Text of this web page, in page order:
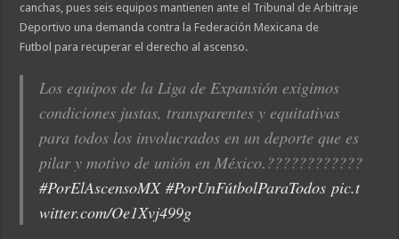
canchas, pues seis equipos mantienen ante el Tribunal de Arbitraje
Deportivo una demanda contra la Federación Mexicana de
Futbol para recuperar el derecho al ascenso.
Los equipos de la Liga de Expansión exigimos
condiciones justas, transparentes y equitativas
para todos los involucrados en un deporte que es
pilar y motivo de unión en México.????????????️
#PorElAscensoMX #PorUnFútbolParaTodos pic.t
witter.com/Oe1Xvj499g